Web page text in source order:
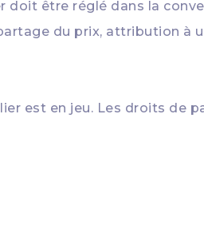
être réglé dans la
du prix, attribution à
est en jeu. Les droits de